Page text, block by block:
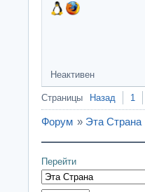
Неактивен
Страницы Назад 1
Форум » Эта Страна
Перейти